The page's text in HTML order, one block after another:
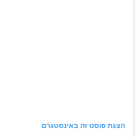
הצגת פוסט זה באינסטגרם